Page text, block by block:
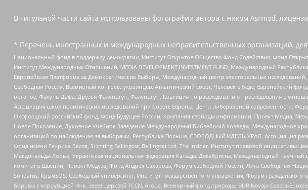
В титульной части сайта использованы фотографии автора с ником Asrmod,
* Перечень иностранных и международных неправительственных организаций,
Национальный фонд в поддержку демократии, Институт Открытое Общество Фонд Содействия, Фонд
Институт Международных Отношений, MEDIA DEVELOPMENT INVESTMENT FUND, Международный
Европейская Платформа за Демократические Выборы, Международный центр электоральных
Свободная Россия, Всемирный конгресс украинцев, Атлантический совет, Человек в беде, Европейский
органов, Фалунь Дафа, Друзья Фалуньгун, Фалуньгун, Коалиция по расследованию преследования в
Ассоциация школ политических исследований при Совете Европы, Центр либеральной современности,
Оксфордский российский фонд, Фонд Будущее России, Компания свободы информации, Проект Медиа,
Новое Поколение, Духовное Учебное Заведение Международный Библейский Колледж, Международное
организаций по наблюдению за выборами, Республика Польша, СВОБОДНЫЙ ИДЕЛЬ-УРАЛ, Ассоциация
Фонд имени Генриха Бёлля, Stichting Bellingcat, Bellingcat Ltd, The Insider, Институт правовой инициативы
Макдональда-Лорье, Украинская национальная федерация Канады, Декабристы, Международный научный
комитет в Швеции, Проект Медуза, Фонд Андрея Сахарова, Форум свободной России, Лига Свободных
Solidarus, КрымSOS, Свободный университет, Институт государственного управления, Форум
борьбы с коррупцией Инк, Завет церквей TCCN, Агора, Всемирный фонд природы, BDR Novaja Gazeta-